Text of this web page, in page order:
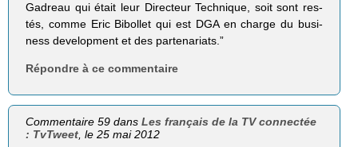
Gadreau qui était leur Direc­teur Tech­nique, soit sont res­
tés, comme Eric Bibol­let qui est DGA en charge du busi­
ness deve­lop­ment et des partenariats.”
Répondre à ce commentaire
Commentaire 59 dansLes français de la TV connectée
: TvTweet, le 25 mai 2012